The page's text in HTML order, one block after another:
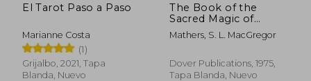
55%
dcto.
55%
dcto.
El Tarot Paso a Paso
Marianne Costa
(1)
Grijalbo, 2021, Tapa
Blanda, Nuevo
The Book of the
Sacred Magic of
Abramelin the Mage
(Dover Occult) (en
Mathers, S. L. MacGregor
Dover Publications, 1975,
Tapa Blanda, Nuevo